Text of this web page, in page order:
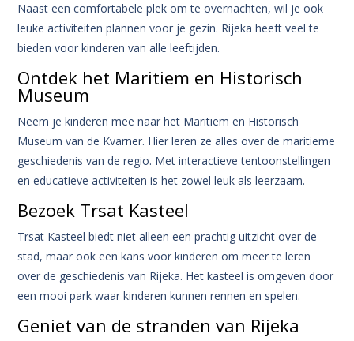
Naast een comfortabele plek om te overnachten, wil je ook
leuke activiteiten plannen voor je gezin. Rijeka heeft veel te
bieden voor kinderen van alle leeftijden.
Ontdek het Maritiem en Historisch
Museum
Neem je kinderen mee naar het Maritiem en Historisch
Museum van de Kvarner. Hier leren ze alles over de maritieme
geschiedenis van de regio. Met interactieve tentoonstellingen
en educatieve activiteiten is het zowel leuk als leerzaam.
Bezoek Trsat Kasteel
Trsat Kasteel biedt niet alleen een prachtig uitzicht over de
stad, maar ook een kans voor kinderen om meer te leren
over de geschiedenis van Rijeka. Het kasteel is omgeven door
een mooi park waar kinderen kunnen rennen en spelen.
Geniet van de stranden van Rijeka